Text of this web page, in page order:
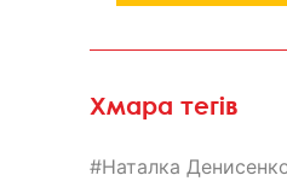
Хмара тегів
Наталка